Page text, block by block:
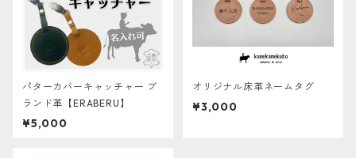
パターカバーキャッチャー ブ
ランド革【ERABERU】
¥5,000
オリジナル床革ネームタグ
¥3,000